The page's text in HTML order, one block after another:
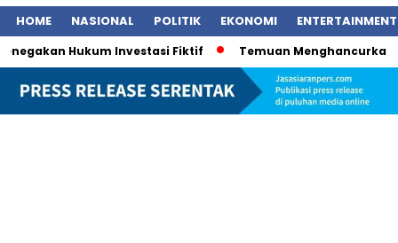
HOME NASIONAL POLITIK EKONOMI ENTERTAINMENT
Hukum Investasi Fiktif Temuan Menghancurkan: 9